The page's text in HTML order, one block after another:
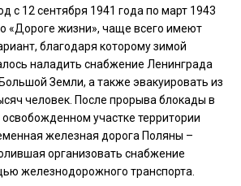
с 12 сентября 1941 года по март 1943
«Дороге жизни», чаще всего имеют
благодаря которому зимой
наладить снабжение Ленинграда
Земли, а также эвакуировать из
человек. После прорыва блокады в
участке территории
железная дорога Поляны –
организовать снабжение
железнодорожного транспорта.